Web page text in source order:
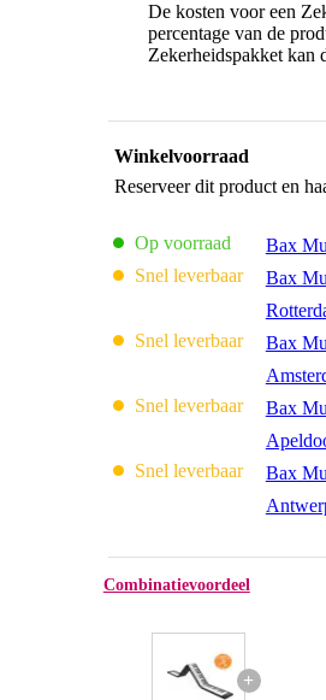
De kosten voor een
percentage van de
Zekerheidspakket kan
Winkelvoorraad
Reserveer dit product en
Op voorraad Bax
Snel leverbaar
Bax
Snel leverbaar
Bax
Snel leverbaar
Bax
Snel leverbaar
Bax
Combinatievoordeel
+